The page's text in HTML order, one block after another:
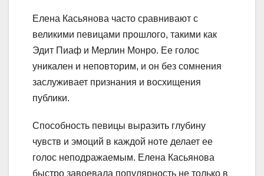
Елена Касьянова часто сравнивают с
великими певицами прошлого, такими как
Эдит Пиаф и Мерлин Монро. Ее голос
уникален и неповторим, и он без сомнения
заслуживает признания и восхищения
публики.
Способность певицы выразить глубину
чувств и эмоций в каждой ноте делает ее
голос неподражаемым. Елена Касьянова
быстро завоевала популярность не только в